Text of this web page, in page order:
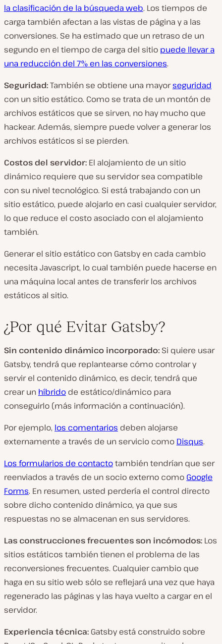
la clasificación de la búsqueda web. Los tiempos de
carga también afectan a las vistas de página y a las
conversiones. Se ha estimado que un retraso de un
segundo en el tiempo de carga del sitio puede llevar a
una reducción del 7% en las conversiones.
Seguridad:También se obtiene una mayorseguridad
con un sitio estático. Como se trata de un montón de
archivos estáticos que se sirven, no hay mucho que
hackear. Además, siempre puede volver a generar los
archivos estáticos si se pierden.
Costos del servidor: El alojamiento de un sitio
dinámico requiere que su servidor sea compatible
con su nivel tecnológico. Si está trabajando con un
sitio estático, puede alojarlo en casi cualquier servidor,
lo que reduce el costo asociado con el alojamiento
también.
Generar el sitio estático con Gatsby en cada cambio
necesita Javascript, lo cual también puede hacerse en
una máquina local antes de transferir los archivos
estáticos al sitio.
¿Por qué Evitar Gatsby?
Sin contenido dinámico incorporado: Si quiere usar
Gatsby, tendrá que replantearse cómo controlar y
servir el contenido dinámico, es decir, tendrá que
crear un híbrido de estático/dinámico para
conseguirlo (más información a continuación).
Por ejemplo, los comentarios deben alojarse
externamente a través de un servicio como Disqus.
Los formularios de contactotambién tendrían que ser
reenviados a través de un socio externo como Google
Forms. En resumen, usted perdería el control directo
sobre dicho contenido dinámico, ya que sus
respuestas no se almacenan en sus servidores.
Las construcciones frecuentes son incómodos: Los
sitios estáticos también tienen el problema de las
reconversiones frecuentes. Cualquier cambio que
haga en su sitio web sólo se reflejará una vez que haya
regenerado las páginas y las haya vuelto a cargar en el
servidor.
Experiencia técnica: Gatsby está construido sobre